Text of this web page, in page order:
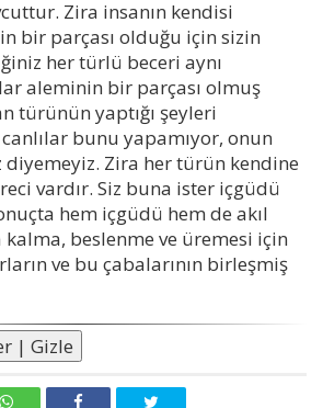
Zira insanın kendisi
bir parçası olduğu için sizin
her türlü beceri aynı
aleminin bir parçası olmuş
türünün yaptığı şeyleri
bunu yapamıyor, onun
diyemeyiz. Zira her türün kendine
vardır. Siz buna ister içgüdü
hem içgüdü hem de akıl
kalma, beslenme ve üremesi için
ve bu çabalarının birleşmiş
| Gizle